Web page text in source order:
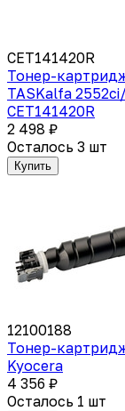
CET141420R
Тонер-
TASKalfa
CET141420R
2 498 ₽
Осталось 3 шт
Купить
12100188
Тонер-
Kyocera
4 356 ₽
Осталось 1 шт